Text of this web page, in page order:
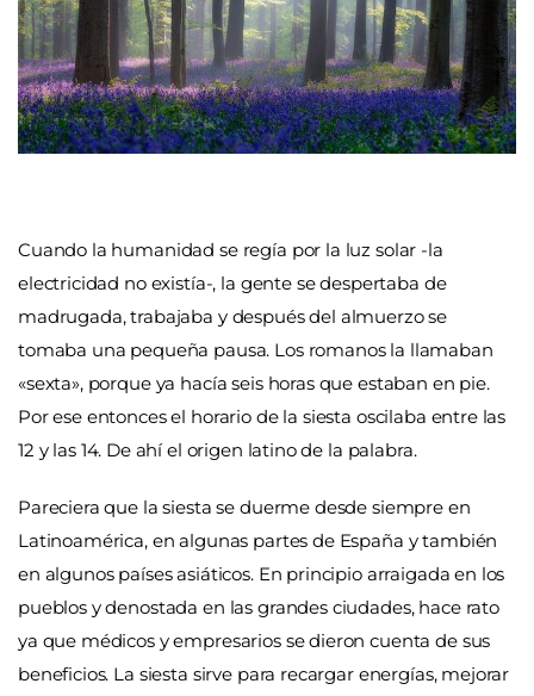
Cuando la humanidad se regía por la luz solar -la
electricidad no existía-, la gente se despertaba de
madrugada, trabajaba y después del almuerzo se
tomaba una pequeña pausa. Los romanos la llamaban
«sexta», porque ya hacía seis horas que estaban en pie.
Por ese entonces el horario de la siesta oscilaba entre las
12 y las 14. De ahí el origen latino de la palabra.
Pareciera que la siesta se duerme desde siempre en
Latinoamérica, en algunas partes de España y también
en algunos países asiáticos. En principio arraigada en los
pueblos y denostada en las grandes ciudades, hace rato
ya que médicos y empresarios se dieron cuenta de sus
beneficios. La siesta sirve para recargar energías, mejorar